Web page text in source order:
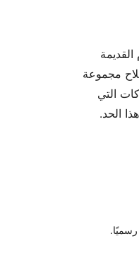
مجموعة
التي
الحد.
رسميًا.